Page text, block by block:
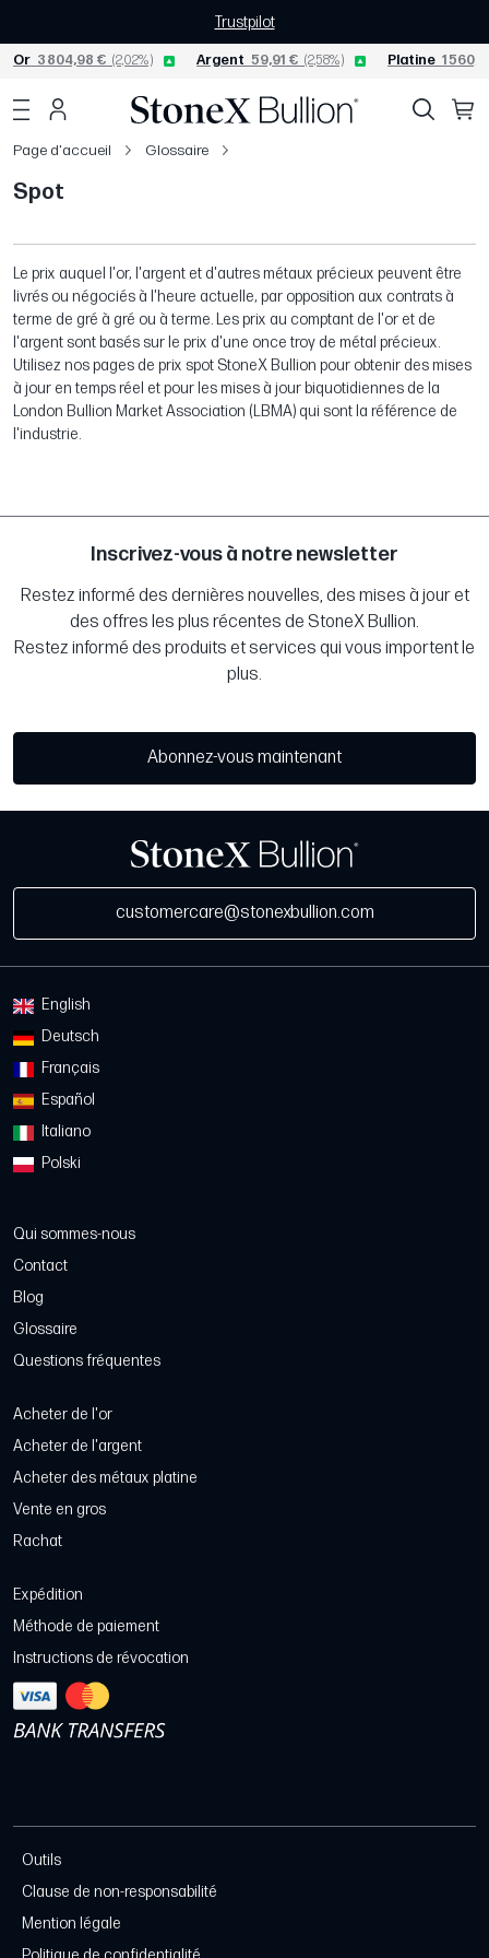
Trustpilot
Or 3 804,98 € (2,02%) Argent 59,91 € (2,58%) Platine 1
Page d'accueil Glossaire
Spot
Le prix auquel l'or, l'argent et d'autres métaux précieux peuvent être
livrés ou négociés à l'heure actuelle, par opposition aux contrats à
terme de gré à gré ou à terme. Les prix au comptant de l'or et de
l'argent sont basés sur le prix d'une once troy de métal précieux.
Utilisez nos pages de prix spot StoneX Bullion pour obtenir des mises
à jour en temps réel et pour les mises à jour biquotidiennes de la
London Bullion Market Association (LBMA) qui sont la référence de
l'industrie.
Inscrivez-vous à notre newsletter
Restez informé des dernières nouvelles, des mises à jour et
des offres les plus récentes de StoneX Bullion.
Restez informé des produits et services qui vous importent le
plus.
Abonnez-vous maintenant
customercare@stonexbullion.com
English
Deutsch
Français
Español
Italiano
Polski
Qui sommes-nous
Contact
Blog
Glossaire
Questions fréquentes
Acheter de l'or
Acheter de l'argent
Acheter des métaux platine
Vente en gros
Rachat
Expédition
Méthode de paiement
Instructions de révocation
Outils
Clause de non-responsabilité
Mention légale